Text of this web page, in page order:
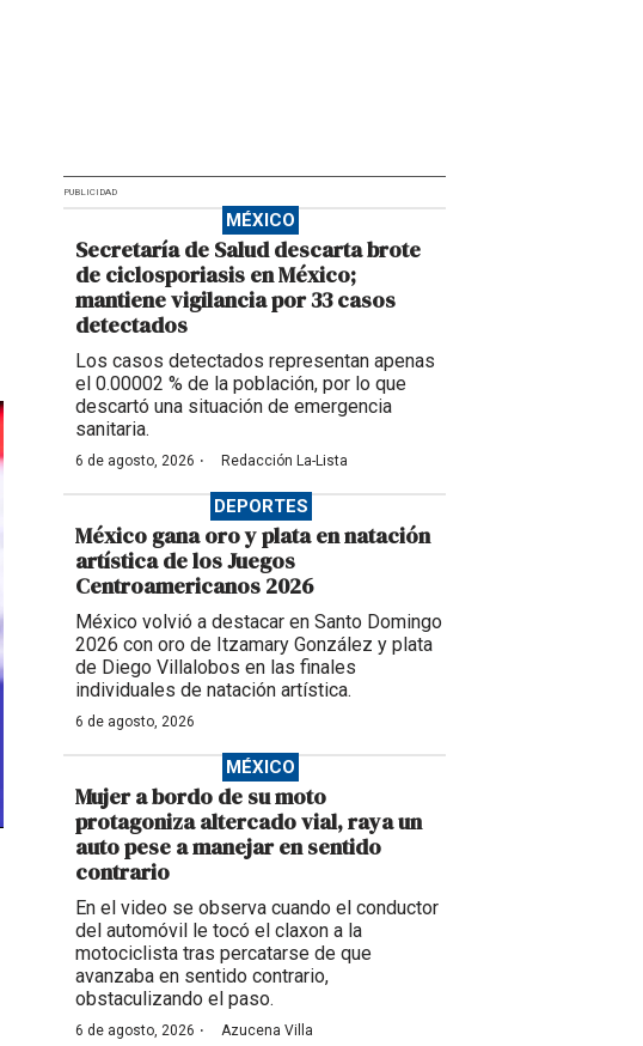
PUBLICIDAD
MÉXICO
Secretaría de Salud descarta brote
de ciclosporiasis en México;
mantiene vigilancia por 33 casos
detectados
Los casos detectados representan apenas
el 0.00002 % de la población, por lo que
descartó una situación de emergencia
sanitaria.
6 de agosto, 2026 · Redacción La-Lista
DEPORTES
México gana oro y plata en natación
artística de los Juegos
Centroamericanos 2026
México volvió a destacar en Santo Domingo
2026 con oro de Itzamary González y plata
de Diego Villalobos en las finales
individuales de natación artística.
6 de agosto, 2026
MÉXICO
Mujer a bordo de su moto
protagoniza altercado vial, raya un
auto pese a manejar en sentido
contrario
En el video se observa cuando el conductor
del automóvil le tocó el claxon a la
motociclista tras percatarse de que
avanzaba en sentido contrario,
obstaculizando el paso.
6 de agosto, 2026 · Azucena Villa